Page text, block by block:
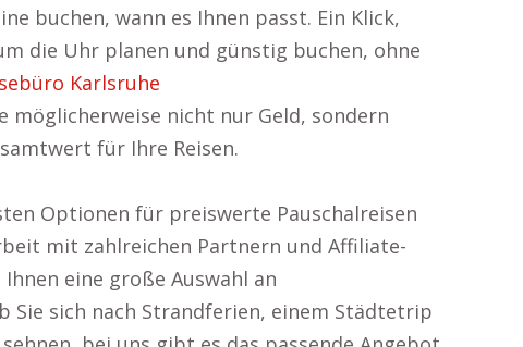
buchen, wann es Ihnen passt. Ein Klick,
die Uhr planen und günstig buchen, ohne
Karlsruhe
möglicherweise nicht nur Geld, sondern
für Ihre Reisen.
Optionen für preiswerte Pauschalreisen
mit zahlreichen Partnern und Affiliate-
eine große Auswahl an
Sie sich nach Strandferien, einem Städtetrip